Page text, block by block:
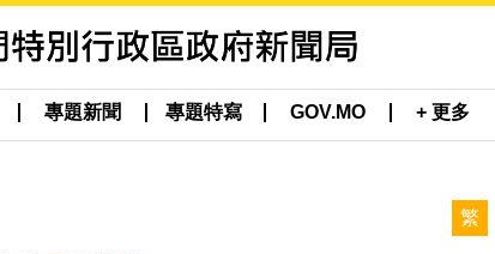
專題新聞 專題特寫 GOV.MO + 更多
繁